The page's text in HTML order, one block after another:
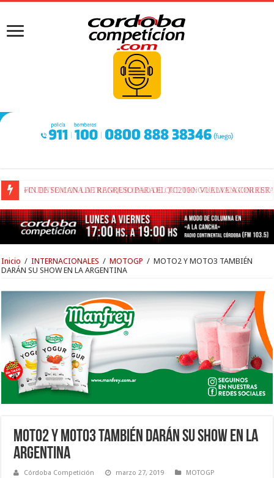
FIN DE SEMANA DE REGRESO PARA EL TC2000: VUELVE A CORRER
Inicio / INTERNACIONALES / MOTOGP / MOTO2 Y MOTO3 TAMBIÉN
DARÁN SU SHOW EN LA ARGENTINA
MOTO2 Y MOTO3 TAMBIÉN DARÁN SU SHOW EN LA
ARGENTINA
Córdoba Competición marzo 27, 2019 MOTOGP